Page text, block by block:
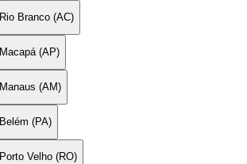
Rio Branco (AC)
Macapá (AP)
Manaus (AM)
Belém (PA)
Porto Velho (RO)